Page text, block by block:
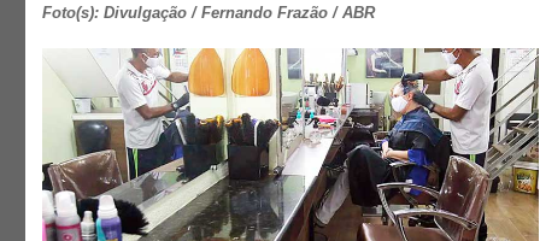
Foto(s): Divulgação / Fernando Frazão / ABR